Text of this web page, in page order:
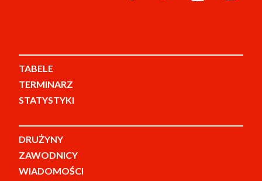
TABELE
TERMINARZ
STATYSTYKI
DRUŻYNY
ZAWODNICY
WIADOMOŚCI